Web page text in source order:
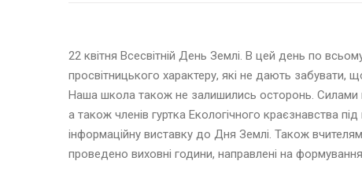
22 квітня Всесвітній День Землі. В цей день по
просвітницького характеру, які не дають
Наша школа також не залишились осторонь. Силами
а також членів гуртка Екологічного краєзнавства
інформаційну виставку до Дня Землі. Також
проведено виховні години, направлені на